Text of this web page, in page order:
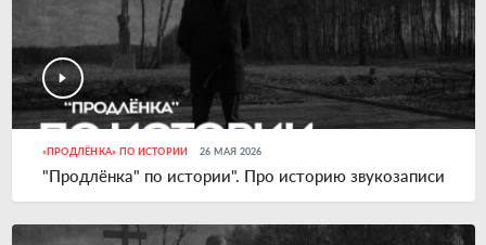
«ПРОДЛЁНКА» ПО ИСТОРИИ 26 МАЯ 2026
"Продлёнка" по истории". Про историю звукозаписи